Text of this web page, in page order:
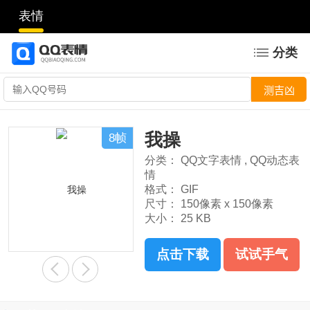
表情
分类
8帧 我操
分类： QQ文字表情 , QQ动态表
情
格式：
GIF
尺寸：
150像素 x 150像素
大小：
25 KB
点击下载 试试手气